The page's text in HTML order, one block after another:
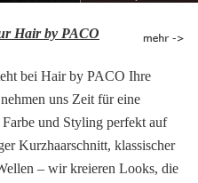
Hair by PACO
bei Hair by PACO Ihre
uns Zeit für eine
und Styling perfekt auf
Kurzhaarschnitt, klassischer
– wir kreieren Looks, die